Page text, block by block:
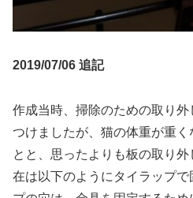
2019/07/06 追記
作成当時、掃除のための取り
つけましたが、猫の体重が重く
とと、思ったよりも板の取り
在は以下のようにタイラップ